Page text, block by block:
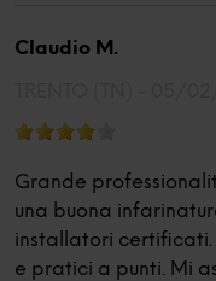
Claudio M.
Grande
una buona
installatori
e pratici a punti. Mi